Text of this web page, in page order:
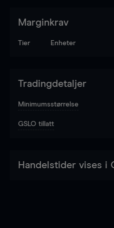
Marginkrav
Tier Enheter
Tradingdetaljer
Minimumsstørrelse
GSLO tillatt
Handelstider vises i